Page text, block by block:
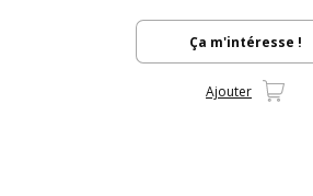
Ça m'intéresse !
Ajouter